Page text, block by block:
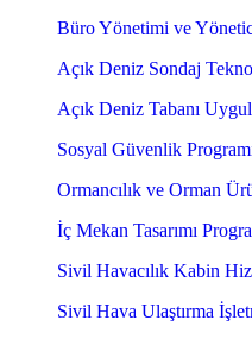
Büro Yönetimi ve
Açık Deniz Sondaj
Açık Deniz Tabanı
Sosyal Güvenlik
Ormancılık ve Orman
İç Mekan Tasarımı
Sivil Havacılık Kabin
Sivil Hava Ulaştırma